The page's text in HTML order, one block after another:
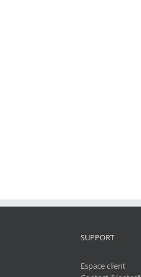
SUPPORT
Espace client